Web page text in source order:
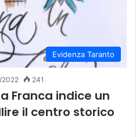
Evidenza Taranto
2022 241
Franca indice un
il centro storico